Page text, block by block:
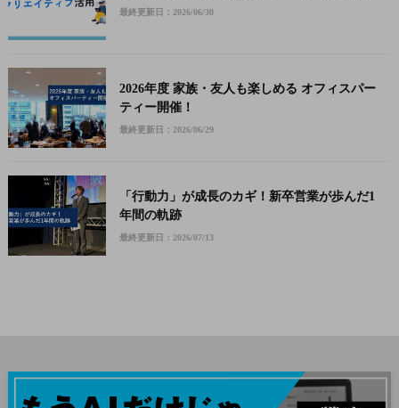
最終更新日：2026/06/30
2026年度 家族・友人も楽しめる オフィスパー
ティー開催！
最終更新日：2026/06/29
「行動力」が成長のカギ！新卒営業が歩んだ1
年間の軌跡
最終更新日：2026/07/13